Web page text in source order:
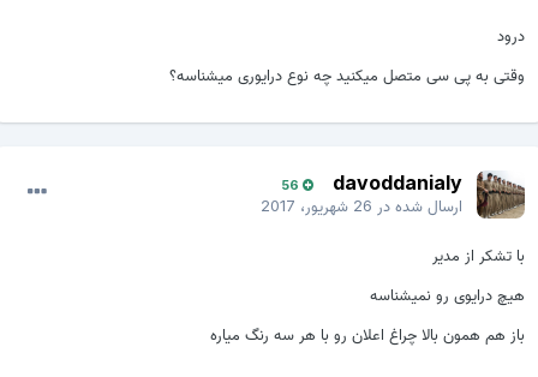
به پی سی متصل میکنید چه نوع درایوری میشناسه؟
davoddanialy
ارسال شده در26 شهریور، 2017
تشکر از مدیر
درایوی رو نمیشناسه
هم همون بالا چراغ اعلان رو با هر سه رنگ میاره